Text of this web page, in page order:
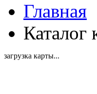
Главная
Каталог
загрузка карты...